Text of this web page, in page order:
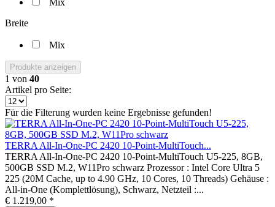
Mix
Breite
Mix
Produkte anzeigen
1 von 40
Artikel pro Seite:
Für die Filterung wurden keine Ergebnisse gefunden!
TERRA All-In-One-PC 2420 10-Point-MultiTouch...
TERRA All-In-One-PC 2420 10-Point-MultiTouch U5-225, 8GB,
500GB SSD M.2, W11Pro schwarz Prozessor : Intel Core Ultra 5
225 (20M Cache, up to 4.90 GHz, 10 Cores, 10 Threads) Gehäuse :
All-in-One (Komplettlösung), Schwarz, Netzteil :...
€ 1.219,00 *